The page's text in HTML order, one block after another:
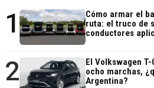
1
Cómo armar el
ruta: el truco de
conductores
2
El Volkswagen
ocho marchas,
Argentina?